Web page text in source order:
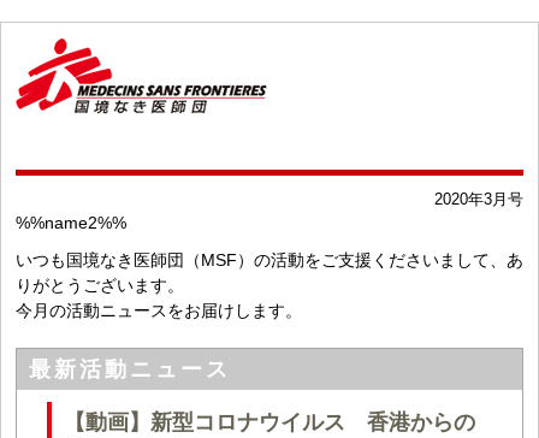
2020年3月号
%%name2%%
いつも国境なき医師団（MSF）の活動をご支援くださいまして、あ
りがとうございます。
今月の活動ニュースをお届けします。
最新活動ニュース
【動画】新型コロナウイルス 香港からの